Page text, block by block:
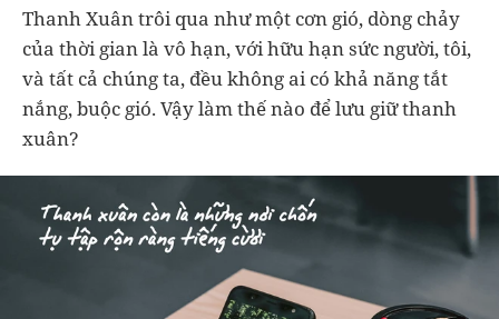
Thanh Xuân trôi qua như một cơn gió, dòng chảy
của thời gian là vô hạn, với hữu hạn sức người, tôi,
và tất cả chúng ta, đều không ai có khả năng tắt
nắng, buộc gió. Vậy làm thế nào để lưu giữ thanh
xuân?